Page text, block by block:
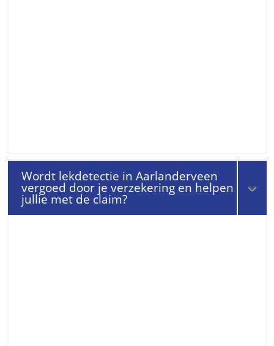
Wordt lekdetectie in Aarlanderveen
vergoed door je verzekering en helpen
jullie met de claim?